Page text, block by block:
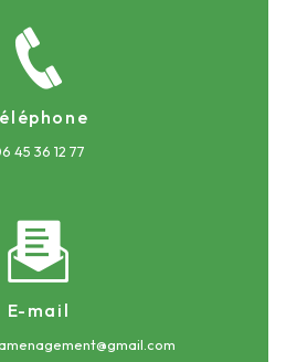
45 36 12 77
E-mail